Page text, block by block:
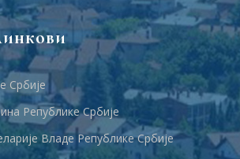
Србије
Републике Србије
Владе Републике Србије